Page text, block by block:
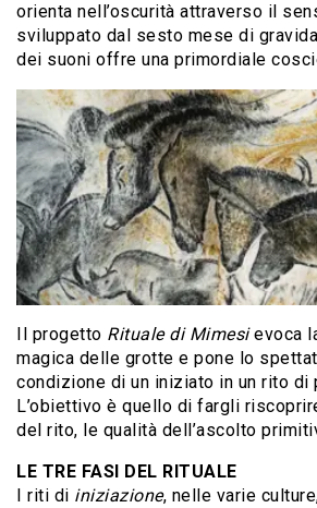
orienta nell’oscurità attraverso il
sviluppato dal sesto mese di
dei suoni offre una primordiale
Il progetto Rituale di Mimesievoca
magica delle grotte e pone lo
condizione di un iniziato in un rito di
L’obiettivo è quello di fargli
del rito, le qualità dell’ascolto
LE TRE FASI DEL RITUALE
I riti di iniziazione, nelle varie